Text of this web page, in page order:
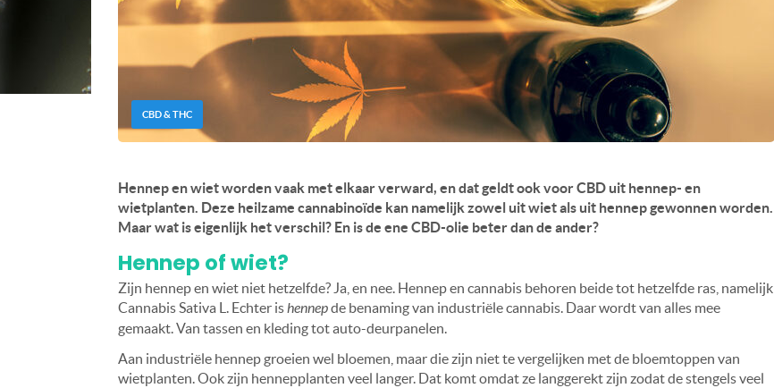
CBD & THC
Hennep en wiet worden vaak met elkaar verward, en dat geldt ook voor CBD uit hennep- en
wietplanten. Deze heilzame cannabinoïde kan namelijk zowel uit wiet als uit hennep gewonnen worden.
Maar wat is eigenlijk het verschil? En is de ene CBD-olie beter dan de ander?
Hennep of wiet?
Zijn hennep en wiet niet hetzelfde? Ja, en nee. Hennep en cannabis behoren beide tot hetzelfde ras, namelijk
Cannabis Sativa L. Echter ishennepde benaming van industriële cannabis. Daar wordt van alles mee
gemaakt. Van tassen en kleding tot auto-deurpanelen.
Aan industriële hennep groeien wel bloemen, maar die zijn niet te vergelijken met de bloemtoppen van
wietplanten. Ook zijn hennepplanten veel langer. Dat komt omdat ze langgerekt zijn zodat de stengels veel